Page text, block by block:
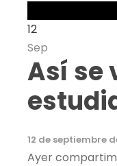
12
Sep
Así se
12 de septiembre
Ayer